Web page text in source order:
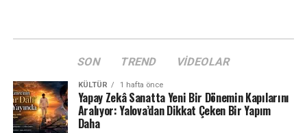
SON TREND VIDEOLAR
KÜLTÜR 1 hafta önce
Yapay Zekâ Sanatta Yeni Bir Dönemin Kapılarını
Aralıyor: Yalova’dan Dikkat Çeken Bir Yapım
Daha